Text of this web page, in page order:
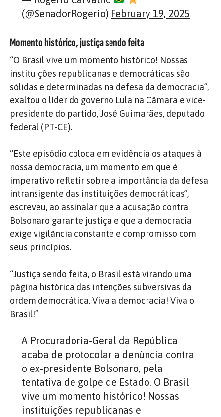
(@SenadorRogerio) February 19, 2025
Momento histórico, justiça sendo feita
“O Brasil vive um momento histórico! Nossas
instituições republicanas e democráticas são
sólidas e determinadas na defesa da democracia”,
exaltou o líder do governo Lula na Câmara e vice-
presidente do partido, José Guimarães, deputado
federal (PT-CE).
“Este episódio coloca em evidência os ataques à
nossa democracia, um momento em que é
imperativo refletir sobre a importância da defesa
intransigente das instituições democráticas”,
escreveu, ao assinalar que a acusação contra
Bolsonaro garante justiça e que a democracia
exige vigilância constante e compromisso com
seus princípios.
“Justiça sendo feita, o Brasil está virando uma
página histórica das intenções subversivas da
ordem democrática. Viva a democracia! Viva o
Brasil!”
A Procuradoria-Geral da República
acaba de protocolar a denúncia contra
o ex-presidente Bolsonaro, pela
tentativa de golpe de Estado. O Brasil
vive um momento histórico! Nossas
instituições republicanas e